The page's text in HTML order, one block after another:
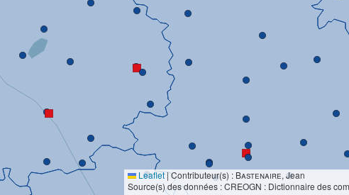
Leaflet|Contributeur(s) : Bastenaire, Jean
Source(s) des données : CREOGN : Dictionnaire des